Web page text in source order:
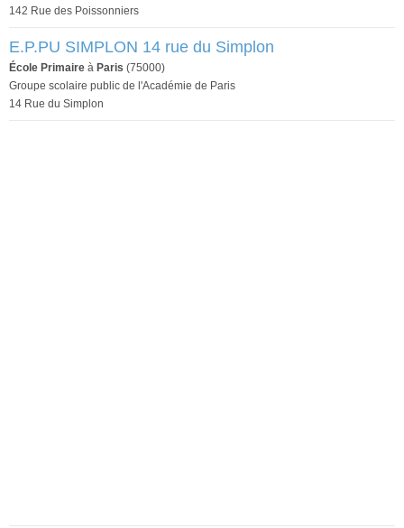
142 Rue des Poissonniers
E.P.PU SIMPLON 14 rue du Simplon
École Primaire à Paris (75000)
Groupe scolaire public de l'Académie de Paris
14 Rue du Simplon